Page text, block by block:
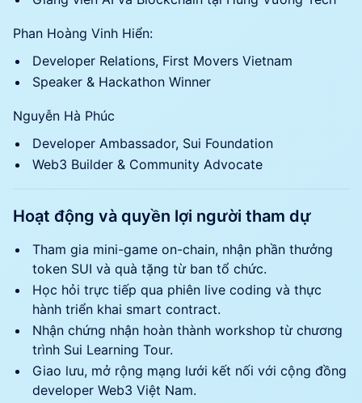
Phan Hoàng Vinh Hiển:
Developer Relations, First Movers Vietnam
Speaker & Hackathon Winner
Nguyễn Hà Phúc
Developer Ambassador, Sui Foundation
Web3 Builder & Community Advocate
Hoạt động và quyền lợi người tham dự
Tham gia mini-game on-chain, nhận phần thưởng
token SUI và quà tặng từ ban tổ chức.
Học hỏi trực tiếp qua phiên live coding và thực
hành triển khai smart contract.
Nhận chứng nhận hoàn thành workshop từ chương
trình Sui Learning Tour.
Giao lưu, mở rộng mạng lưới kết nối với cộng đồng
developer Web3 Việt Nam.